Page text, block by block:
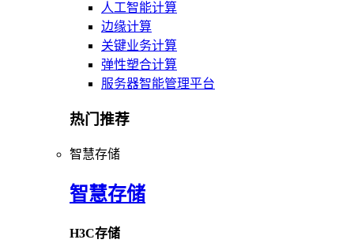
人工智能计算
边缘计算
关键业务计算
弹性塑合计算
服务器智能管理平台
热门推荐
智慧存储
智慧存储
H3C存储